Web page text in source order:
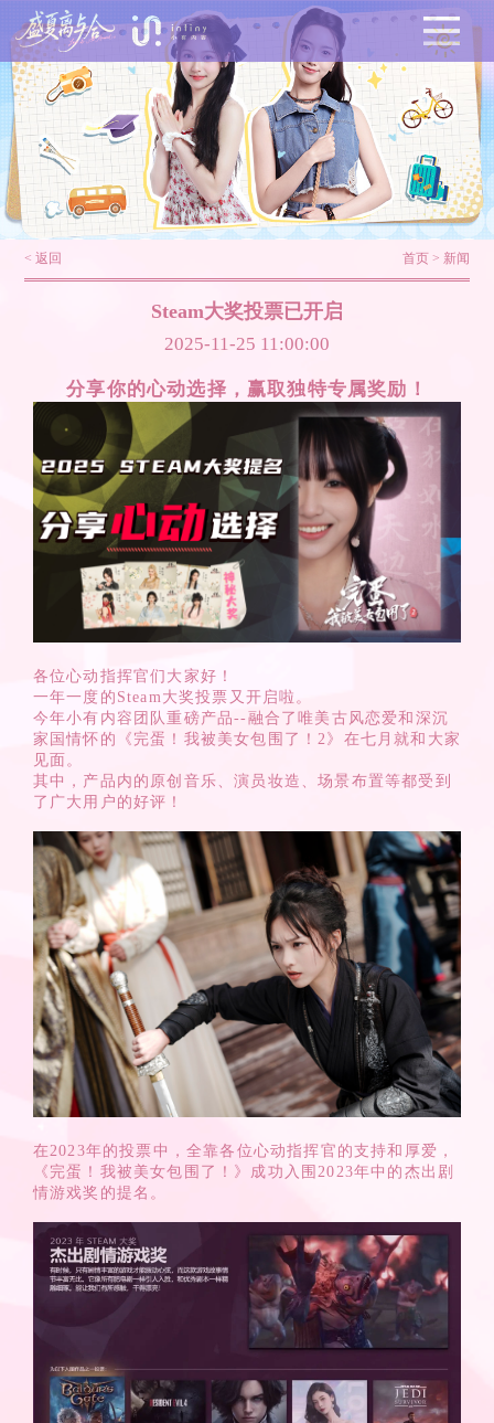
< 返回 首页 > 新闻
Steam大奖投票已开启
2025-11-25 11:00:00
分享你的心动选择，赢取独特专属奖励！
各位心动指挥官们大家好！
一年一度的Steam大奖投票又开启啦。
今年小有内容团队重磅产品--融合了唯美古风恋爱和深沉
家国情怀的《完蛋！我被美女包围了！2》在七月就和大家
见面。
其中，产品内的原创音乐、演员妆造、场景布置等都受到
了广大用户的好评！
在2023年的投票中，全靠各位心动指挥官的支持和厚爱，
《完蛋！我被美女包围了！》成功入围2023年中的杰出剧
情游戏奖的提名。